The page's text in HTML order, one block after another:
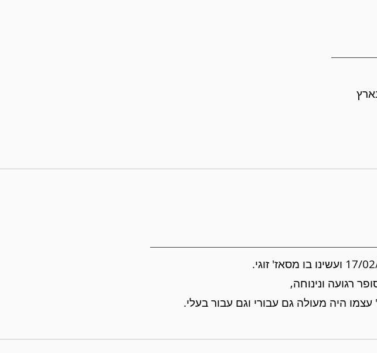
רגועה ונינוחה,
היה מעולה גם עבורי וגם עבור בעלי.